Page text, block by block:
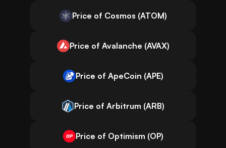
Price of Cosmos (ATOM)
Price of Avalanche (AVAX)
Price of ApeCoin (APE)
Price of Arbitrum (ARB)
Price of Optimism (OP)